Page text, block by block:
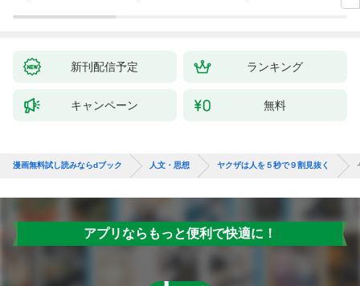
新刊配信予定 ランキング
キャンペーン 無料
漫画無料試し読みならdブック 人文・思想 ヤクザは人を５秒で９割見抜く
アプリならもっと便利で快適に！